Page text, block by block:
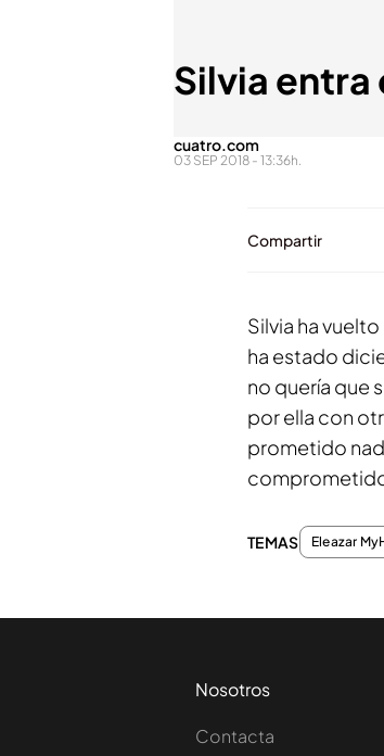
Silvia entra
cuatro.com
03 SEP 2018 - 13:36h.
Compartir
Silvia ha
ha estado
no quería que
por ella con
prometido
comprometido
TEMAS Eleazar
Nosotros
Contacta